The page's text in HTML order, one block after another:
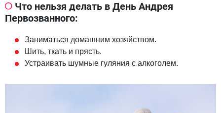
Что нельзя делать в День Андрея
Первозванного:
Заниматься домашним хозяйством.
Шить, ткать и прясть.
Устраивать шумные гуляния с алкоголем.